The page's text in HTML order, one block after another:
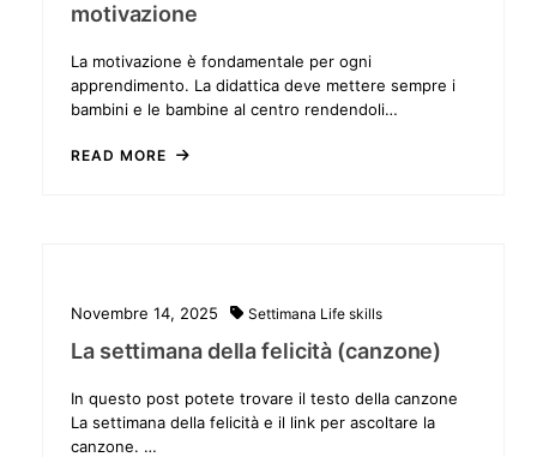
motivazione
La motivazione è fondamentale per ogni
apprendimento. La didattica deve mettere sempre i
bambini e le bambine al centro rendendoli…
READ MORE
Novembre 14, 2025 Settimana Life skills
La settimana della felicità (canzone)
In questo post potete trovare il testo della canzone
La settimana della felicità e il link per ascoltare la
canzone. …